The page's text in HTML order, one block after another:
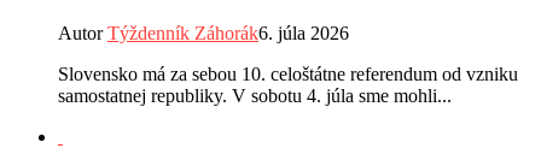
AutorTýždenník Záhorák6. júla 2026
Slovensko má za sebou 10. celoštátne referendum od vzniku
samostatnej republiky. V sobotu 4. júla sme mohli...